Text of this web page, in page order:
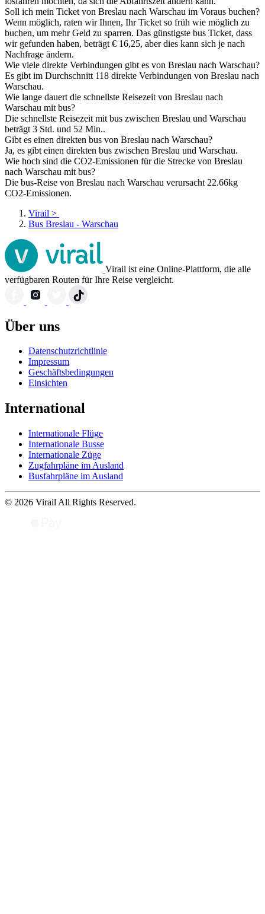
Soll ich mein Ticket von Breslau nach Warschau im Voraus buchen?
Wenn möglich, raten wir Ihnen, Ihr Ticket so früh wie möglich zu
buchen, um mehr Geld zu sparren. Das günstigste bus Ticket, dass
wir gefunden haben, beträgt € 16,25, aber dies kann sich je nach
Nachfrage ändern.
Wie viele direkte Verbindungen gibt es von Breslau nach Warschau?
Es gibt im Durchschnitt 118 direkte Verbindungen von Breslau nach
Warschau.
Wie lange dauert die schnellste Reisezeit von Breslau nach
Warschau mit bus?
Die schnellste Reisezeit mit bus zwischen Breslau und Warschau
beträgt 3 Std. und 52 Min..
Gibt es einen direkten bus von Breslau nach Warschau?
Ja, es gibt einen direkten bus zwischen Breslau und Warschau.
Wie hoch sind die CO2-Emissionen für die Strecke von Breslau
nach Warschau mit bus?
Die bus-Reise von Breslau nach Warschau verursacht 22.66kg
CO2-Emissionen.
Virail >
Bus Breslau - Warschau
Virail ist eine Online-Plattform, die alle
verfügbaren Routen für Ihre Reise vergleicht.
Über uns
Datenschutzrichtlinie
Impressum
Geschäftsbedingungen
Einsichten
International
Internationale Flüge
Internationale Busse
Internationale Züge
Zugfahrpläne im Ausland
Busfahrpläne im Ausland
© 2026 Virail All Rights Reserved.